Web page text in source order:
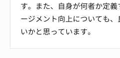
す。また、自身が何者か定
ージメント向上についても
いかと思っています。